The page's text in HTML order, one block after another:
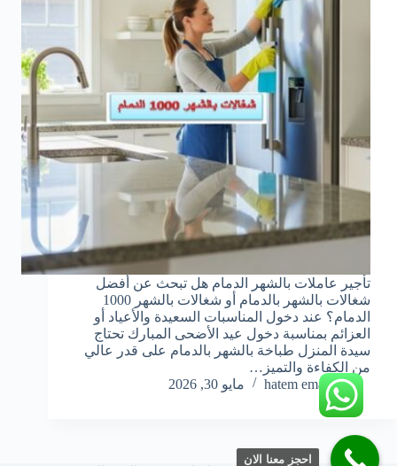
تأجير عاملات بالشهر الدمام هل تبحث عن أفضل
شغالات بالشهر بالدمام أو شغالات بالشهر 1000
الدمام؟ عند دخول المناسبات السعيدة والأعياد أو
العزائم بمناسبة دخول عيد الأضحى المبارك تحتاج
سيدة المنزل طباخة بالشهر بالدمام على قدر عالي
من الكفاءة والتميز…
hatem emara
مايو 30, 2026
احجز معنا الان